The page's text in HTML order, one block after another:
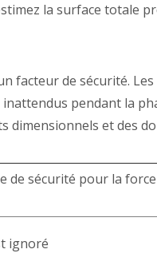
la surface totale
facteur de sécurité.
inattendus pendant la
dimensionnels et des
de sécurité pour la
ignoré